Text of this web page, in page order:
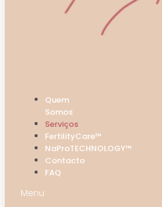
Quem
Somos
Serviços
FertilityCare™
NaProTECHNOLOGY™
Contacto
FAQ
Menu